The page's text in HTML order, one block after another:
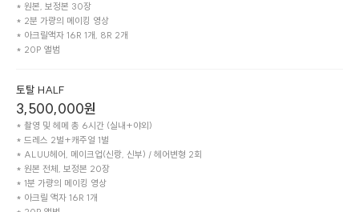
* 원본, 보정본 30장
* 2분 가량의 메이킹 영상
* 아크릴액자 16R 1개, 8R 2개
* 20P 앨범
토탈 HALF
3,500,000원
* 촬영 및 헤메 총 6시간 (실내+야외)
* 드레스 2벌+캐주얼 1벌
* ALUU헤어, 메이크업(신랑, 신부) / 헤어변형 2회
* 원본 전체, 보정본 20장
* 1분 가량의 메이킹 영상
* 아크릴 액자 16R 1개